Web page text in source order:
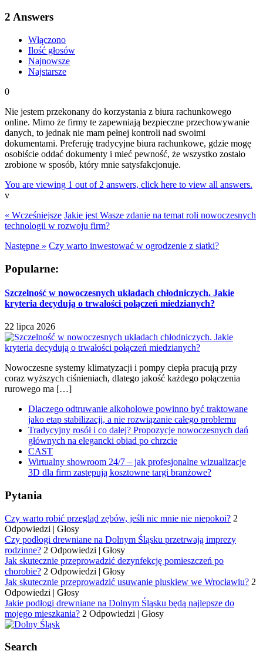
2 Answers
Włączono
Ilość głosów
Najnowsze
Najstarsze
0
Nie jestem przekonany do korzystania z biura rachunkowego
online. Mimo że firmy te zapewniają bezpieczne przechowywanie
danych, to jednak nie mam pełnej kontroli nad swoimi
dokumentami. Preferuję tradycyjne biura rachunkowe, gdzie mogę
osobiście oddać dokumenty i mieć pewność, że wszystko zostało
zrobione w sposób, który mnie satysfakcjonuje.
You are viewing 1 out of 2 answers, click here to view all answers.
v
« Wcześniejsze Jakie jest Wasze zdanie na temat roli nowoczesnych
technologii w rozwoju firm?
Następne » Czy warto inwestować w ogrodzenie z siatki?
Popularne:
Szczelność w nowoczesnych układach chłodniczych. Jakie
kryteria decydują o trwałości połączeń miedzianych?
22 lipca 2026
Nowoczesne systemy klimatyzacji i pompy ciepła pracują przy
coraz wyższych ciśnieniach, dlatego jakość każdego połączenia
rurowego ma […]
Dlaczego odtruwanie alkoholowe powinno być traktowane
jako etap stabilizacji, a nie rozwiązanie całego problemu
Tradycyjny rosół i co dalej? Propozycje nowoczesnych dań
głównych na elegancki obiad po chrzcie
CAST
Wirtualny showroom 24/7 – jak profesjonalne wizualizacje
3D dla firm zastępują kosztowne targi branżowe?
Pytania
Czy warto robić przegląd zębów, jeśli nic mnie nie niepokoi? 2
Odpowiedzi | Głosy
Czy podłogi drewniane na Dolnym Śląsku przetrwają imprezy
rodzinne? 2 Odpowiedzi | Głosy
Jak skutecznie przeprowadzić dezynfekcję pomieszczeń po
chorobie? 2 Odpowiedzi | Głosy
Jak skutecznie przeprowadzić usuwanie pluskiew we Wrocławiu? 2
Odpowiedzi | Głosy
Jakie podłogi drewniane na Dolnym Śląsku będą najlepsze do
mojego mieszkania? 2 Odpowiedzi | Głosy
Search